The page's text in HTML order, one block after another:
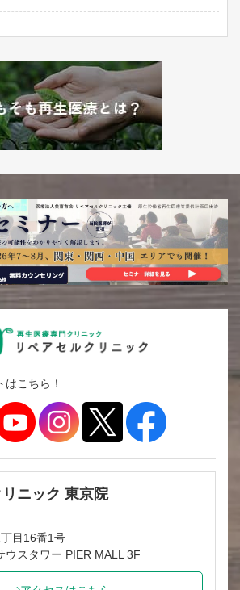
こちら！
ニック 東京院
目16番1号
ウスタワー PIER MALL 3F